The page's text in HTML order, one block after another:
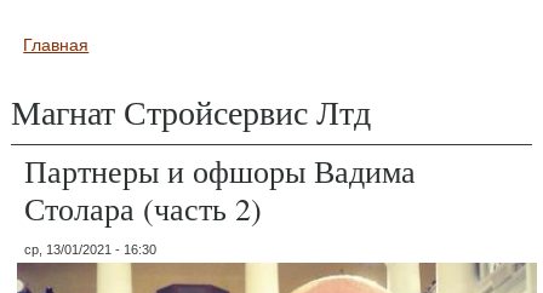
Вы здесь
Главная
Магнат Стройсервис Лтд
Партнеры и офшоры Вадима
Столара (часть 2)
ср, 13/01/2021 - 16:30